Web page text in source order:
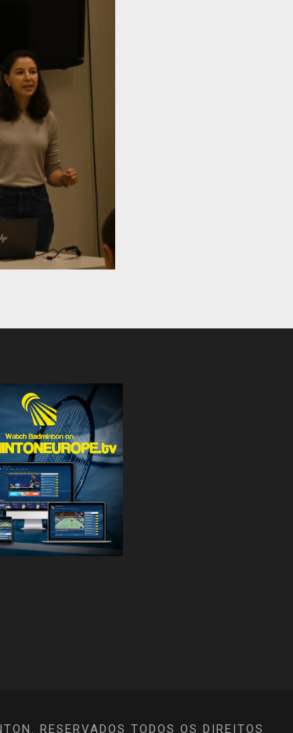
RESERVADOS TODOS OS DIREITOS